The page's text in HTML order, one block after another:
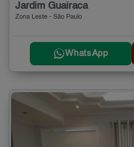
Jardim Guairaca
Zona Leste - São Paulo
WhatsApp